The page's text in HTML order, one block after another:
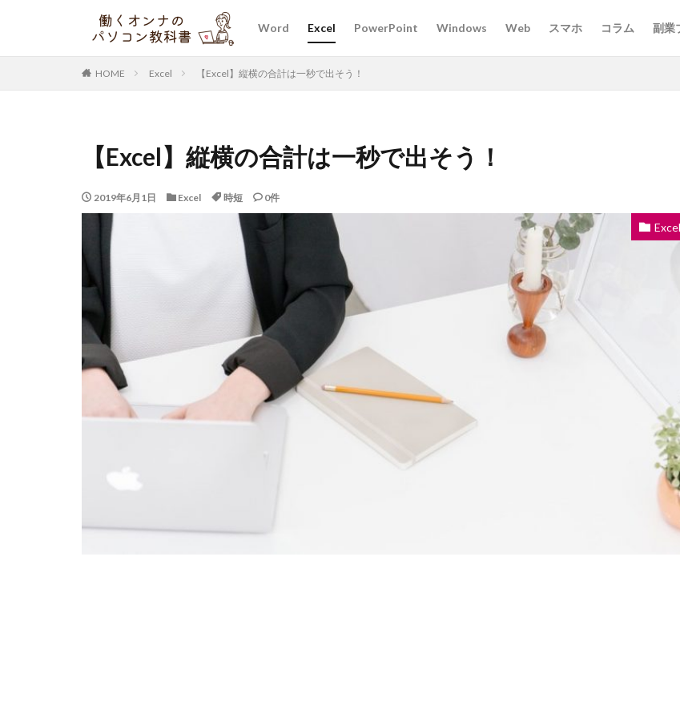
Word Excel PowerPoint Windows Web スマホ コラム 副業
HOME Excel 【Excel】縦横の合計は一秒で出そう！
【Excel】縦横の合計は一秒で出そう！
2019年6月1日 Excel 時短 0件
Excel